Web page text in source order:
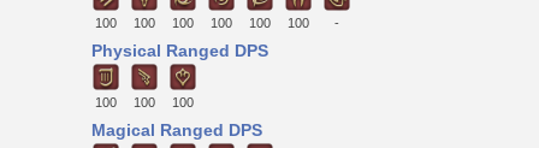
100 100 100 100 100 100 -
Physical Ranged DPS
100 100 100
Magical Ranged DPS